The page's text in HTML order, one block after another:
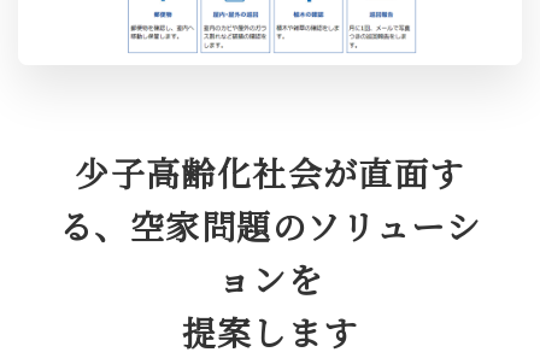
少子高齢化社会が直面す
る、 空家問題のソリューシ
ョンを
提案します